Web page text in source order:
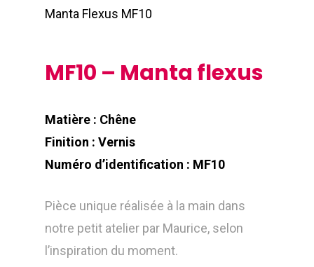
Manta Flexus MF10
MF10 – Manta flexus
Matière : Chêne
Finition : Vernis
Numéro d’identification : MF10
Pièce unique réalisée à la main dans
notre petit atelier par Maurice, selon
l’inspiration du moment.